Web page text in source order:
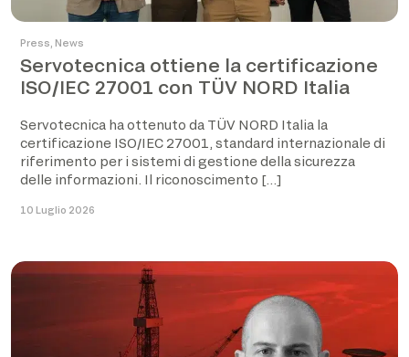
Press News
Servotecnica ottiene la certificazione
ISO/IEC 27001 con TÜV NORD Italia
Servotecnica ha ottenuto da TÜV NORD Italia la
certificazione ISO/IEC 27001, standard internazionale di
riferimento per i sistemi di gestione della sicurezza
delle informazioni. Il riconoscimento […]
10 Luglio 2026